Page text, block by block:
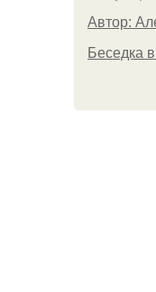
Автор:
Беседка